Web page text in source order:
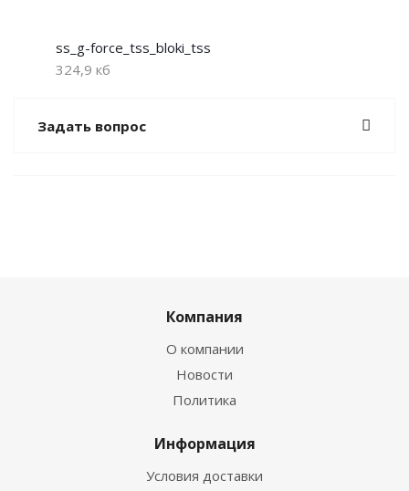
ss_g-force_tss_bloki_tss
324,9 кб
Задать вопрос
Компания
О компании
Новости
Политика
Информация
Условия доставки